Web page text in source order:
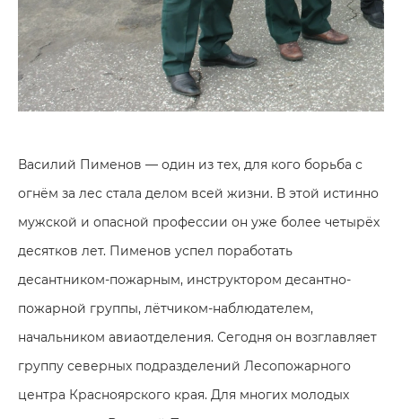
Василий Пименов — один из тех, для кого борьба с
огнём за лес стала делом всей жизни. В этой истинно
мужской и опасной профессии он уже более четырёх
десятков лет. Пименов успел поработать
десантником-пожарным, инструктором десантно-
пожарной группы, лётчиком-наблюдателем,
начальником авиаотделения. Сегодня он возглавляет
группу северных подразделений Лесопожарного
центра Красноярского края. Для многих молодых